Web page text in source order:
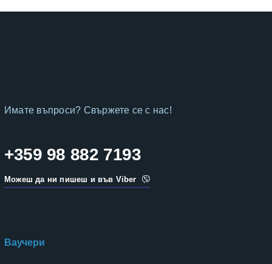
Имате въпроси? Свържете се с нас!
+359 98 882 7193
Можеш да ни пишеш и във Viber
Ваучери